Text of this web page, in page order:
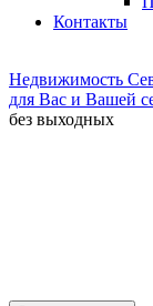
Контакты
Недвижимость
для Вас и Вашей
без выходных